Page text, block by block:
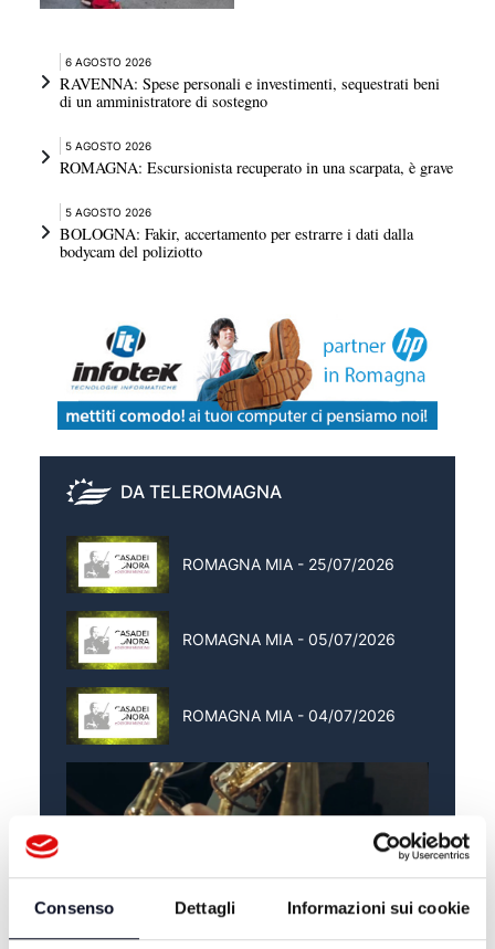
Consenso Dettagli Informazioni sui cookie
6 AGOSTO 2026
RAVENNA: Spese personali e investimenti, sequestrati beni
di un amministratore di sostegno
5 AGOSTO 2026
ROMAGNA: Escursionista recuperato in una scarpata, è grave
5 AGOSTO 2026
BOLOGNA: Fakir, accertamento per estrarre i dati dalla
bodycam del poliziotto
DA TELEROMAGNA
ROMAGNA MIA - 25/07/2026
ROMAGNA MIA - 05/07/2026
ROMAGNA MIA - 04/07/2026